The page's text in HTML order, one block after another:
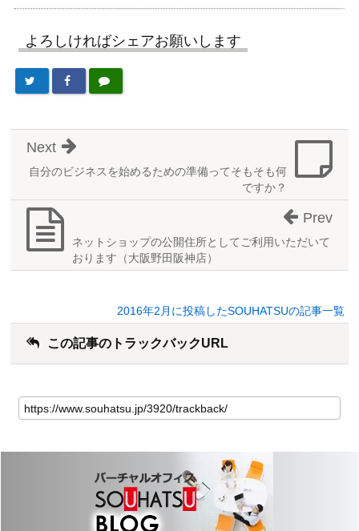
よろしければシェアお願いします
自分のビジネスを始めるための準備ってそもそも何
ですか？
Next
ネットショップの公開住所としてご利用いただいて
おります（大阪野田阪神店）
Prev
2016年2月に投稿したSOUHATSUの記事一覧
この記事のトラックバックURL